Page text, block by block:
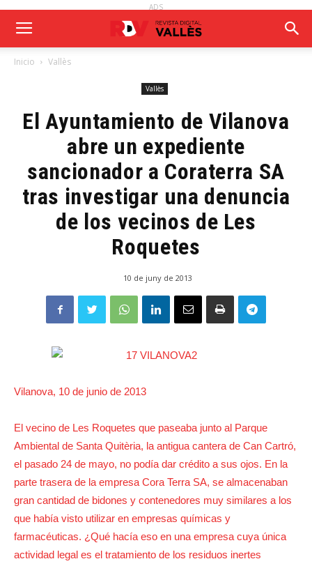
ADS
Inicio Vallès
Vallès
El Ayuntamiento de Vilanova
abre un expediente
sancionador a Coraterra SA
tras investigar una denuncia
de los vecinos de Les
Roquetes
10 de juny de 2013
Vilanova, 10 de junio de 2013
El vecino de Les Roquetes que paseaba junto al Parque
Ambiental de Santa Quitèria, la antigua cantera de Can Cartró,
el pasado 24 de mayo, no podía dar crédito a sus ojos. En la
parte trasera de la empresa Cora Terra SA, se almacenaban
gran cantidad de bidones y contenedores muy similares a los
que había visto utilizar en empresas químicas y
farmacéuticas. ¿Qué hacía eso en una empresa cuya única
actividad legal es el tratamiento de los residuos inertes